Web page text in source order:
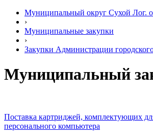
Муниципальный округ Сухой Лог.
›
Муниципальные закупки
›
Закупки Администрации
Муниципальный
Поставка картриджей, комплектующих
персонального компьютера